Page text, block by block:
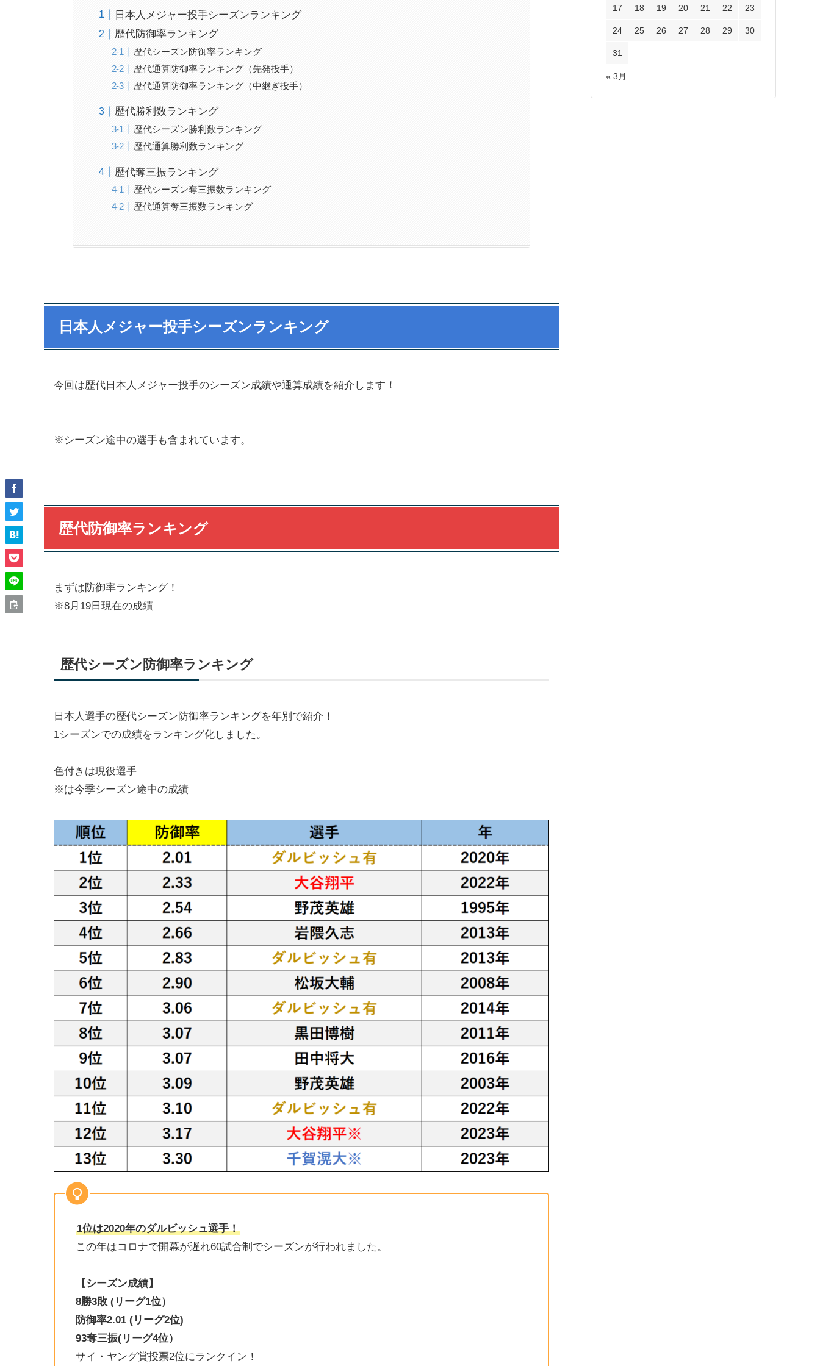
日本人メジャー投手シーズンランキング
歴代防御率ランキング
歴代シーズン防御率ランキング
歴代通算防御率ランキング（先発投手）
歴代通算防御率ランキング（中継ぎ投手）
歴代勝利数ランキング
歴代シーズン勝利数ランキング
歴代通算勝利数ランキング
歴代奪三振ランキング
歴代シーズン奪三振数ランキング
歴代通算奪三振数ランキング
日本人メジャー投手シーズンランキング
今回は歴代日本人メジャー投手のシーズン成績や通算成績を紹介します！
※シーズン途中の選手も含まれています。
歴代防御率ランキング
まずは防御率ランキング！
※8月19日現在の成績
歴代シーズン防御率ランキング
日本人選手の歴代シーズン防御率ランキングを年別で紹介！
1シーズンでの成績をランキング化しました。
色付きは現役選手
※は今季シーズン途中の成績
1位は2020年のダルビッシュ選手！
この年はコロナで開幕が遅れ60試合制でシーズンが行われました。
【シーズン成績】
8勝3敗 (リーグ1位）
防御率2.01 (リーグ2位)
93奪三振(リーグ4位）
サイ・ヤング賞投票2位にランクイン！
17 18 19 20 21 22 23
24 25 26 27 28 29 30
31
« 3月